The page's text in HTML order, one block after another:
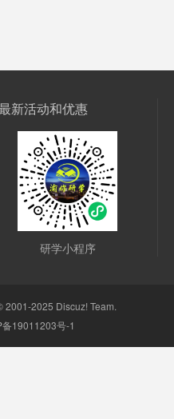
新活动和优惠
研学小程序
2001-2025 Discuz! Team.
19011203号-1